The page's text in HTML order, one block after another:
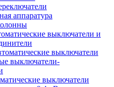
аппаратура
выключатели и
выключатели
выключатели-
выключатели